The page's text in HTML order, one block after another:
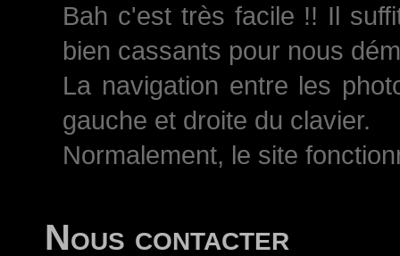
Bah c'est très facile !! Il
bien cassants pour nous
La navigation entre les
gauche et droite du clavier.
Normalement, le site
Nous contacter